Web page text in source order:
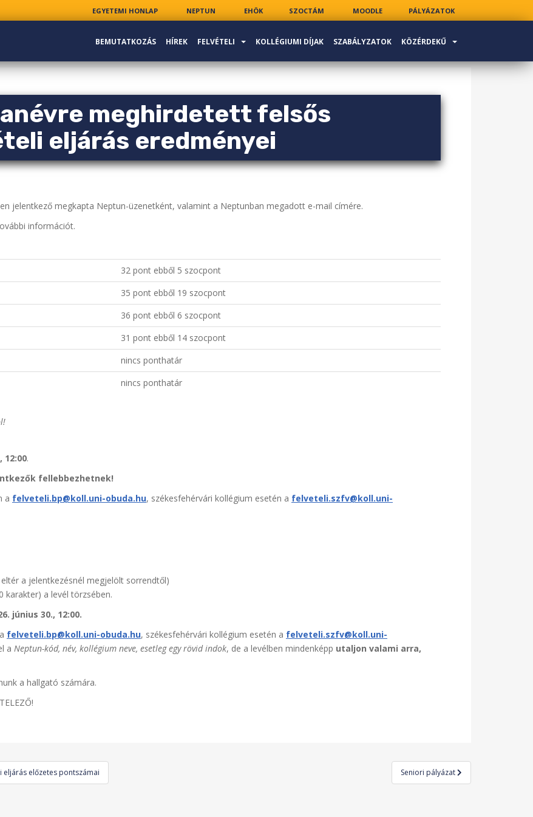
EGYETEMI HONLAP NEPTUN EHÖK SZOCTÁM MOODLE PÁLYÁZATOK
BEMUTATKOZÁS HÍREK FELVÉTELI KOLLÉGIUMI DÍJAK SZABÁLYZATOK KÖZÉRDEKŰ
meghirdetett felsős
eljárás eredményei
jelentkező megkapta Neptun-üzenetként, valamint a Neptunban megadott e-mail címére.
információt.
32 pont ebből 5 szocpont
35 pont ebből 19 szocpont
36 pont ebből 6 szocpont
31 pont ebből 14 szocpont
nincs ponthatár
nincs ponthatár
12:00.
fellebbezhetnek!
a felveteli.bp@koll.uni-obuda.hu, székesfehérvári kollégium esetén a felveteli.szfv@koll.uni-
a jelentkezésnél megjelölt sorrendtől)
karakter) a levél törzsében.
június 30., 12:00.
felveteli.bp@koll.uni-obuda.hu, székesfehérvári kollégium esetén a felveteli.szfv@koll.uni-
a Neptun-kód, név, kollégium neve, esetleg egy rövid indok, de a levélben mindenképp utaljon valami arra,
a hallgató számára.
előzetes pontszámai Seniori pályázat